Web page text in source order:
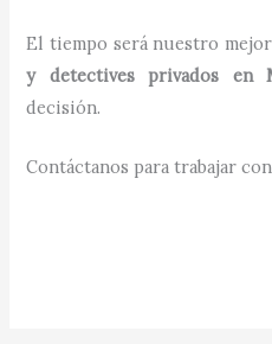
El tiempo será nuestro
y detectives privados en
decisión.
Contáctanos para trabajar